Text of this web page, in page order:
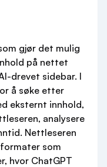
gjør det mulig
på nettet
drevet sidebar. I
å søke etter
eksternt innhold,
analysere
Nettleseren
som
hvor ChatGPT